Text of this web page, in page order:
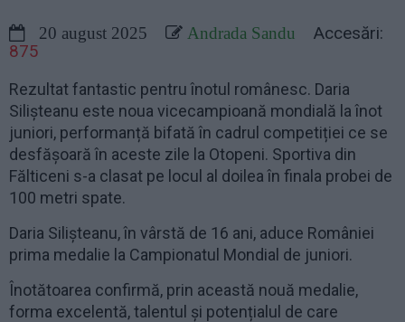
20 august 2025 Andrada Sandu
Accesări:
875
Rezultat fantastic pentru înotul românesc. Daria
Silișteanu este noua vicecampioană mondială la înot
juniori, performanță bifată în cadrul competiției ce se
desfășoară în aceste zile la Otopeni. Sportiva din
Fălticeni s-a clasat pe locul al doilea în finala probei de
100 metri spate.
Daria Silișteanu, în vârstă de 16 ani, aduce României
prima medalie la Campionatul Mondial de juniori.
Înotătoarea confirmă, prin această nouă medalie,
forma excelentă, talentul și potențialul de care